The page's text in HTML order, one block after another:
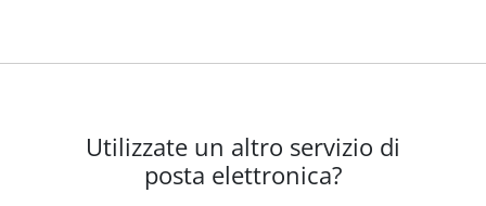
Utilizzate un altro servizio di
posta elettronica?